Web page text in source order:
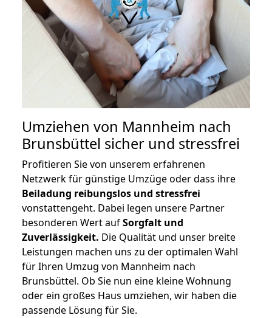
Umziehen von Mannheim nach
Brunsbüttel sicher und stressfrei
Profitieren Sie von unserem erfahrenen
Netzwerk für günstige Umzüge oder dass ihre
Beiladung reibungslos und stressfrei
vonstattengeht. Dabei legen unsere Partner
besonderen Wert aufSorgfalt und
Zuverlässigkeit. Die Qualität und unser breite
Leistungen machen uns zu der optimalen Wahl
für Ihren Umzug von Mannheim nach
Brunsbüttel. Ob Sie nun eine kleine Wohnung
oder ein großes Haus umziehen, wir haben die
passende Lösung für Sie.